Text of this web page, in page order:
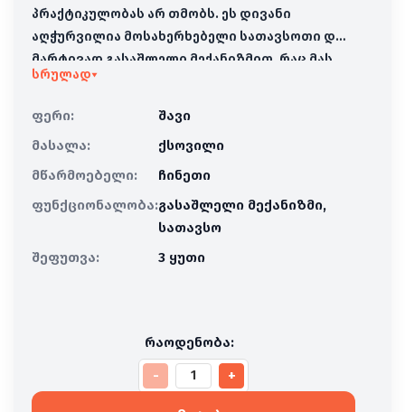
პრაქტიკულობას არ თმობს. ეს დივანი
აღჭურვილია მოსახერხებელი სათავსოთი და
მარტივად გასაშლელი მექანიზმით, რაც მას
იდეალურ საძინებელ ადგილად აქცევს. მუქი
პრაქტიკულია ყოველდღიური
გამოყენებისთვის, რადგან ნაკლებად ითხოვს
ინტენსიურ მოვლას.
ღია ფერის კედლებთან.
სრულად▾
ფერი:
შავი
მასალა:
ქსოვილი
მწარმოებელი:
ჩინეთი
ფუნქციონალობა:გასაშლელი მექანიზმი,
სათავსო
შეფუთვა:
3 ყუთი
რაოდენობა:
რაოდენობა: გასაშლელი
- +